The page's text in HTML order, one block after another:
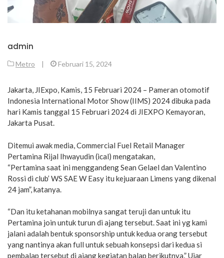
admin
Metro | Februari 15, 2024
Jakarta, JIExpo, Kamis, 15 Februari 2024 – Pameran otomotif
Indonesia International Motor Show (IIMS) 2024 dibuka pada
hari Kamis tanggal 15 Februari 2024 di JIEXPO Kemayoran,
Jakarta Pusat.
Ditemui awak media, Commercial Fuel Retail Manager
Pertamina Rijal Ihwayudin (ical) mengatakan,
“Pertamina saat ini menggandeng Sean Gelael dan Valentino
Rossi di club’ WS SAE W Easy itu kejuaraan Limens yang dikenal
24 jam”, katanya.
“Dan itu ketahanan mobilnya sangat teruji dan untuk itu
Pertamina join untuk turun di ajang tersebut. Saat ini yg kami
jalani adalah bentuk sponsorship untuk kedua orang tersebut
yang nantinya akan full untuk sebuah konsepsi dari kedua si
pembalap tersebut di ajang kegiatan balap berikutnya,” Ujar